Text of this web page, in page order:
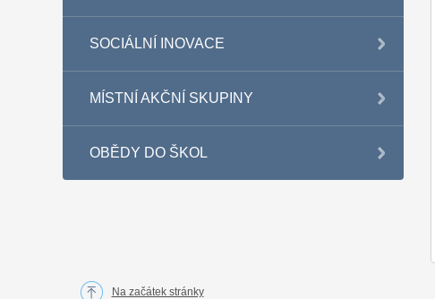
SOCIÁLNÍ INOVACE
MÍSTNÍ AKČNÍ SKUPINY
OBĚDY DO ŠKOL
Na začátek stránky